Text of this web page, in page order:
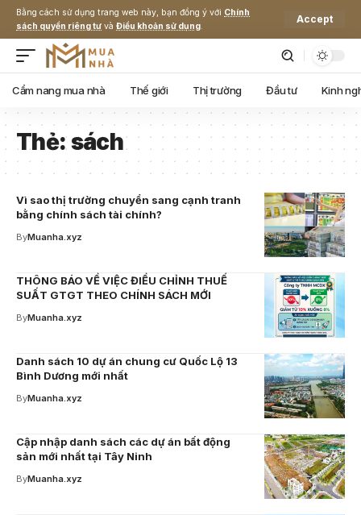
Bằng cách sử dụng trang web này, bạn đồng ý với Chính
sách quyền riêng tư và Điều khoản sử dụng.
Accept
Cẩm nang mua nhà Thế giới Thị trường Đầu tư Kinh
Thẻ:sách
Vì sao thị trường chuyển sang cạnh tranh
bằng chính sách tài chính?
ByMuanha.xyz
THÔNG BÁO VỀ VIỆC ĐIỀU CHỈNH THUẾ
SUẤT GTGT THEO CHÍNH SÁCH MỚI
ByMuanha.xyz
Danh sách 10 dự án chung cư Quốc Lộ 13
Bình Dương mới nhất
ByMuanha.xyz
Cập nhập danh sách các dự án bất động
sản mới nhất tại Tây Ninh
ByMuanha.xyz